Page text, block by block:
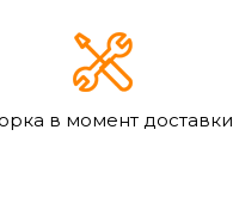
в момент доставки